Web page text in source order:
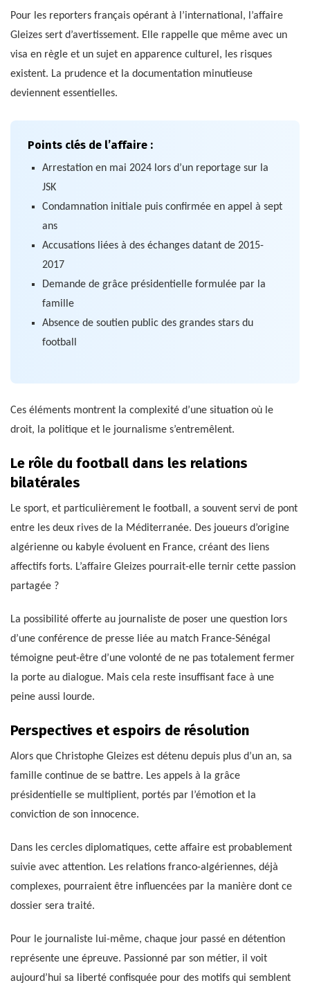
Pour les reporters français opérant à l’international, l’affaire
Gleizes sert d’avertissement. Elle rappelle que même avec un
visa en règle et un sujet en apparence culturel, les risques
existent. La prudence et la documentation minutieuse
deviennent essentielles.
Points clés de l’affaire :
Arrestation en mai 2024 lors d’un reportage sur la
JSK
Condamnation initiale puis confirmée en appel à sept
ans
Accusations liées à des échanges datant de 2015-
2017
Demande de grâce présidentielle formulée par la
famille
Absence de soutien public des grandes stars du
football
Ces éléments montrent la complexité d’une situation où le
droit, la politique et le journalisme s’entremêlent.
Le rôle du football dans les relations
bilatérales
Le sport, et particulièrement le football, a souvent servi de pont
entre les deux rives de la Méditerranée. Des joueurs d’origine
algérienne ou kabyle évoluent en France, créant des liens
affectifs forts. L’affaire Gleizes pourrait-elle ternir cette passion
partagée ?
La possibilité offerte au journaliste de poser une question lors
d’une conférence de presse liée au match France-Sénégal
témoigne peut-être d’une volonté de ne pas totalement fermer
la porte au dialogue. Mais cela reste insuffisant face à une
peine aussi lourde.
Perspectives et espoirs de résolution
Alors que Christophe Gleizes est détenu depuis plus d’un an, sa
famille continue de se battre. Les appels à la grâce
présidentielle se multiplient, portés par l’émotion et la
conviction de son innocence.
Dans les cercles diplomatiques, cette affaire est probablement
suivie avec attention. Les relations franco-algériennes, déjà
complexes, pourraient être influencées par la manière dont ce
dossier sera traité.
Pour le journaliste lui-même, chaque jour passé en détention
représente une épreuve. Passionné par son métier, il voit
aujourd’hui sa liberté confisquée pour des motifs qui semblent